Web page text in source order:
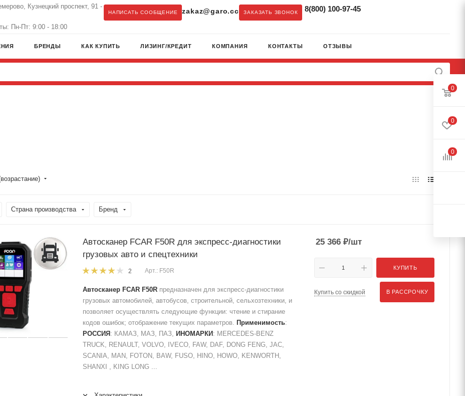
Кузнецкий проспект, 91 -
Пн-Пт: 9:00 - 18:00
НАПИСАТЬ СООБЩЕНИЕ zakaz@garo.cc ЗАКАЗАТЬ ЗВОНОК 8(800) 100-97-45
БРЕНДЫ КАК КУПИТЬ ЛИЗИНГ/КРЕДИТ КОМПАНИЯ КОНТАКТЫ ОТЗЫВЫ
Страна производства Бренд
Автосканер FCAR F50R для экспресс-диагностики
грузовых авто и спецтехники
2 Арт.: F50R
Автосканер FCAR F50R предназначен для экспресс-диагностики
грузовых автомобилей, автобусов, строительной, сельхозтехники, и
позволяет осуществлять следующие функции: чтение и стирание
кодов ошибок; отображение текущих параметров. Применимость:
РОССИЯ: КАМАЗ, МАЗ, ПАЗ, ИНОМАРКИ: MERCEDES-BENZ
TRUCK, RENAULT, VOLVO, IVECO, FAW, DAF, DONG FENG, JAC,
SCANIA, MAN, FOTON, BAW, FUSO, HINO, HOWO, KENWORTH,
SHANXI , KING LONG ...
25 366 ₽/шт
КУПИТЬ
Купить со скидкой В РАССРОЧКУ
0
0
0